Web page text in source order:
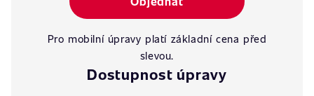
Pro mobilní úpravy platí základní cena před
slevou.
Dostupnost úpravy